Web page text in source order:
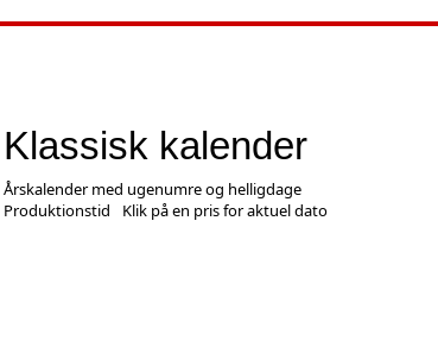
Klassisk kalender
Årskalender med ugenumre og helligdage
Produktionstid
Klik på en pris for aktuel dato